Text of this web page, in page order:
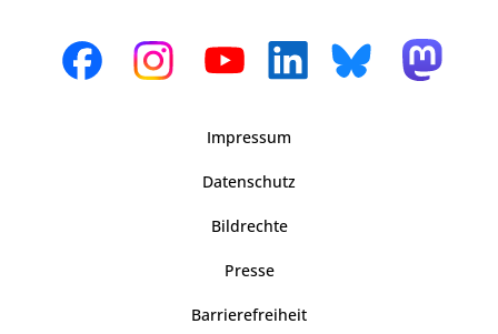
Impressum
Datenschutz
Bildrechte
Presse
Barrierefreiheit